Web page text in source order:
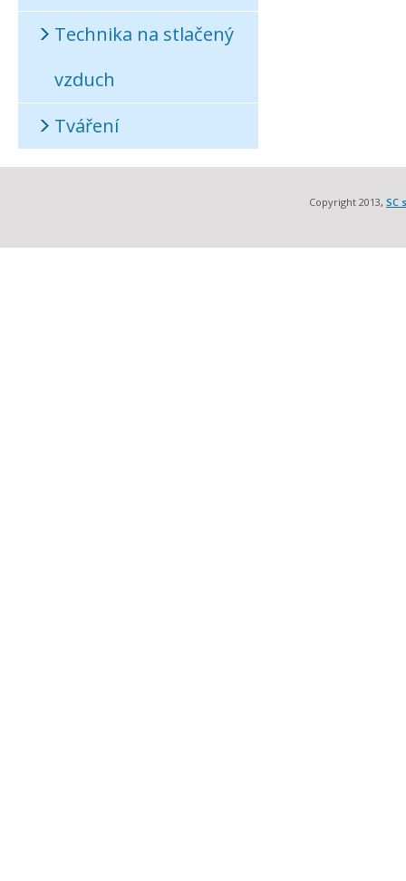
Technika na stlačený
vzduch
Tváření
Copyright 2013, SC